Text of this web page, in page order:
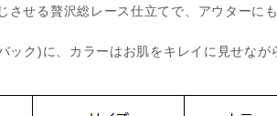
せる贅沢総レース仕立てで、アウターに
ク)に、カラーはお肌をキレイに見せなが